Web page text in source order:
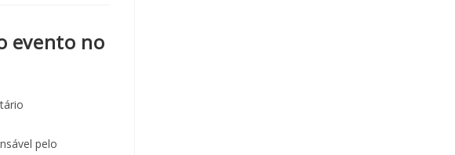
evento no
pelo